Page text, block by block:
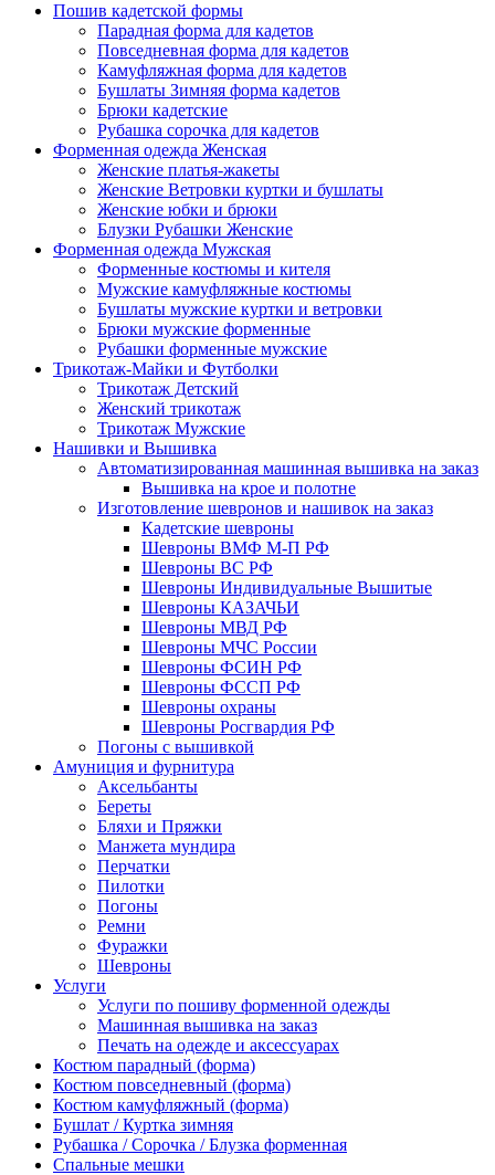
Пошив кадетской формы
Парадная форма для кадетов
Повседневная форма для кадетов
Камуфляжная форма для кадетов
Бушлаты Зимняя форма кадетов
Брюки кадетские
Рубашка сорочка для кадетов
Форменная одежда Женская
Женские платья-жакеты
Женские Ветровки куртки и бушлаты
Женские юбки и брюки
Блузки Рубашки Женские
Форменная одежда Мужская
Форменные костюмы и кителя
Мужские камуфляжные костюмы
Бушлаты мужские куртки и ветровки
Брюки мужские форменные
Рубашки форменные мужские
Трикотаж-Майки и Футболки
Трикотаж Детский
Женский трикотаж
Трикотаж Мужские
Нашивки и Вышивка
Автоматизированная машинная вышивка на заказ
Вышивка на крое и полотне
Изготовление шевронов и нашивок на заказ
Кадетские шевроны
Шевроны ВМФ М-П РФ
Шевроны ВС РФ
Шевроны Индивидуальные Вышитые
Шевроны КАЗАЧЬИ
Шевроны МВД РФ
Шевроны МЧС России
Шевроны ФСИН РФ
Шевроны ФССП РФ
Шевроны охраны
Шевроны Росгвардия РФ
Погоны с вышивкой
Амуниция и фурнитура
Аксельбанты
Береты
Бляхи и Пряжки
Манжета мундира
Перчатки
Пилотки
Погоны
Ремни
Фуражки
Шевроны
Услуги
Услуги по пошиву форменной одежды
Машинная вышивка на заказ
Печать на одежде и аксессуарах
Костюм парадный (форма)
Костюм повседневный (форма)
Костюм камуфляжный (форма)
Бушлат / Куртка зимняя
Рубашка / Сорочка / Блузка форменная
Спальные мешки